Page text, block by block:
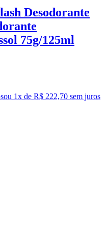
Desodorante
75g/125ml
ou 1x de R$ 222,70 sem juros